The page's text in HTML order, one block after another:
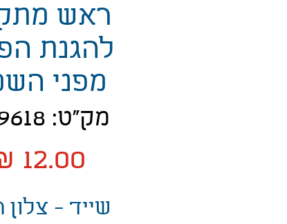
ראש
להגנת
מפני
מק"ט: AC9618
שייד -